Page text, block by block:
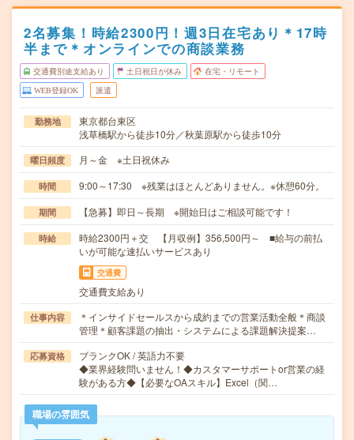
2名募集！時給2300円！週3日在宅あり＊17時
半まで＊オンラインでの商談業務
交通費別途支給あり 土日祝日が休み 在宅・リモート
WEB登録OK 派遣
勤務地
東京都台東区
浅草橋駅から徒歩10分／秋葉原駅から徒歩10分
曜日頻度 月～金 ※土日祝休み
時間 9:00～17:30 ※残業はほとんどありません。※休憩60分。
期間 【急募】即日～長期 ※開始日はご相談可能です！
時給
時給2300円＋交 【月収例】356,500円～ ■給与の前払
いが可能な速払いサービスあり
交通費
交通費支給あり
仕事内容
＊インサイドセールスから成約までの営業活動全般＊商談
管理＊顧客課題の抽出・システムによる課題解決提案…
応募資格
ブランクOK / 英語力不要
◆業界経験問いません！◆カスタマーサポートor営業の経
験がある方◆【必要なOAスキル】Excel（関…
職場の雰囲気